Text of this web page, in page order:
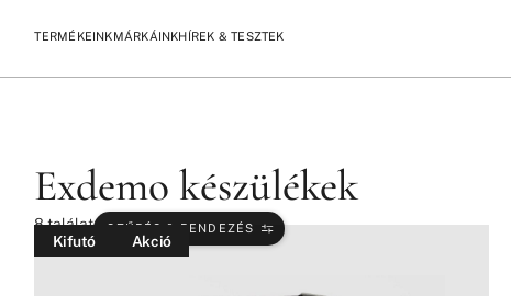
TERMÉKEINKMÁRKÁINKHÍREK & TESZTEK
Exdemo készülékek
8találat SZŰRÉS & RENDEZÉS
Kifutó Akció